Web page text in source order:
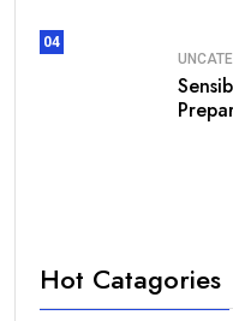
04
Hot Catagories